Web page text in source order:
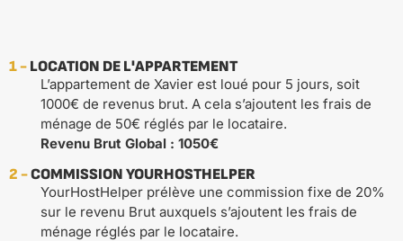
1 - LOCATION DE L'APPARTEMENT
L’appartement de Xavier est loué pour 5 jours, soit
1000€ de revenus brut. A cela s’ajoutent les frais de
ménage de 50€ réglés par le locataire.
Revenu Brut Global : 1050€
2 -COMMISSION YOURHOSTHELPER
YourHostHelper prélève une commission fixe de 20%
sur le revenu Brut auxquels s’ajoutent les frais de
ménage réglés par le locataire.